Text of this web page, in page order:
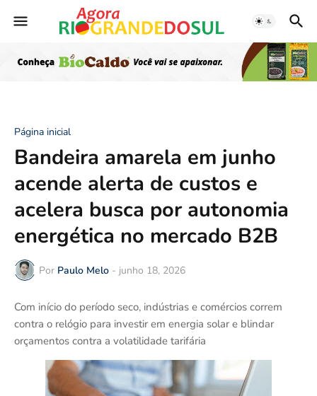
Página inicial
Bandeira amarela em junho
acende alerta de custos e
acelera busca por autonomia
energética no mercado B2B
Por Paulo Melo - junho 18, 2026
Com início do período seco, indústrias e comércios correm
contra o relógio para investir em energia solar e blindar
orçamentos contra a volatilidade tarifária